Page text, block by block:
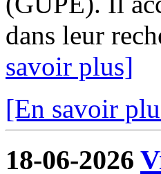
dans leur
savoir plus]
[En savoir
18-06-2026